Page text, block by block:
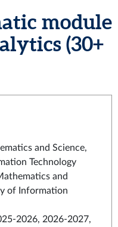
module
(30+
and Science,
Technology
and
of Information
2026, 2026-2027,